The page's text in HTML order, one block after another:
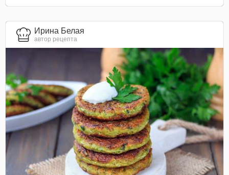
Ирина Белая
автор рецепта